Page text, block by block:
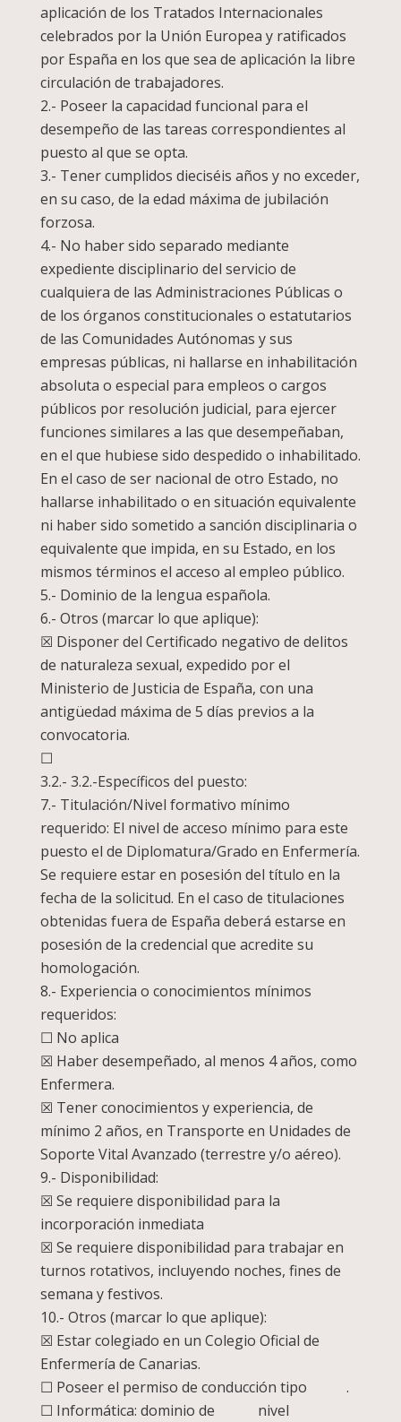
aplicación de los Tratados Internacionales
celebrados por la Unión Europea y ratificados
por España en los que sea de aplicación la libre
circulación de trabajadores.
2.- Poseer la capacidad funcional para el
desempeño de las tareas correspondientes al
puesto al que se opta.
3.- Tener cumplidos dieciséis años y no exceder,
en su caso, de la edad máxima de jubilación
forzosa.
4.- No haber sido separado mediante
expediente disciplinario del servicio de
cualquiera de las Administraciones Públicas o
de los órganos constitucionales o estatutarios
de las Comunidades Autónomas y sus
empresas públicas, ni hallarse en inhabilitación
absoluta o especial para empleos o cargos
públicos por resolución judicial, para ejercer
funciones similares a las que desempeñaban,
en el que hubiese sido despedido o inhabilitado.
En el caso de ser nacional de otro Estado, no
hallarse inhabilitado o en situación equivalente
ni haber sido sometido a sanción disciplinaria o
equivalente que impida, en su Estado, en los
mismos términos el acceso al empleo público.
5.- Dominio de la lengua española.
6.- Otros (marcar lo que aplique):
☒ Disponer del Certificado negativo de delitos
de naturaleza sexual, expedido por el
Ministerio de Justicia de España, con una
antigüedad máxima de 5 días previos a la
convocatoria.
☐
3.2.- 3.2.-Específicos del puesto:
7.- Titulación/Nivel formativo mínimo
requerido: El nivel de acceso mínimo para este
puesto el de Diplomatura/Grado en Enfermería.
Se requiere estar en posesión del título en la
fecha de la solicitud. En el caso de titulaciones
obtenidas fuera de España deberá estarse en
posesión de la credencial que acredite su
homologación.
8.- Experiencia o conocimientos mínimos
requeridos:
☐ No aplica
☒ Haber desempeñado, al menos 4 años, como
Enfermera.
☒ Tener conocimientos y experiencia, de
mínimo 2 años, en Transporte en Unidades de
Soporte Vital Avanzado (terrestre y/o aéreo).
9.- Disponibilidad:
☒ Se requiere disponibilidad para la
incorporación inmediata
☒ Se requiere disponibilidad para trabajar en
turnos rotativos, incluyendo noches, fines de
semana y festivos.
10.- Otros (marcar lo que aplique):
☒ Estar colegiado en un Colegio Oficial de
Enfermería de Canarias.
☐ Poseer el permiso de conducción tipo .
☐ Informática: dominio de nivel